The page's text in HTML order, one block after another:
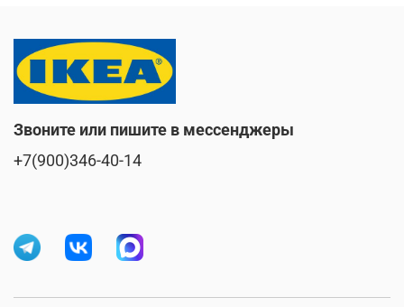
Звоните или пишите в мессенджеры
+7(900)346-40-14